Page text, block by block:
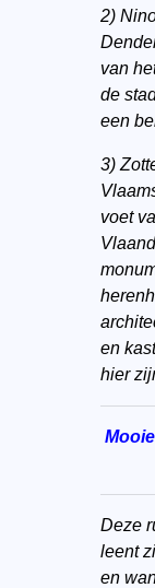
2)
van
de
een
3)
voet
en
hier
Deze
leent
en